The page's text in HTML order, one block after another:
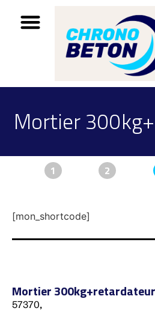
Mortier
1 2
[mon_shortcode]
Mortier 300kg+retardateur
57370,